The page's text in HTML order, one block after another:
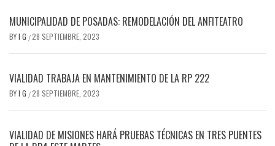
MUNICIPALIDAD DE POSADAS: REMODELACIÓN DEL ANFITEATRO
BYI G /28 SEPTIEMBRE, 2023
VIALIDAD TRABAJA EN MANTENIMIENTO DE LA RP 222
BYI G /28 SEPTIEMBRE, 2023
VIALIDAD DE MISIONES HARÁ PRUEBAS TÉCNICAS EN TRES PUENTES